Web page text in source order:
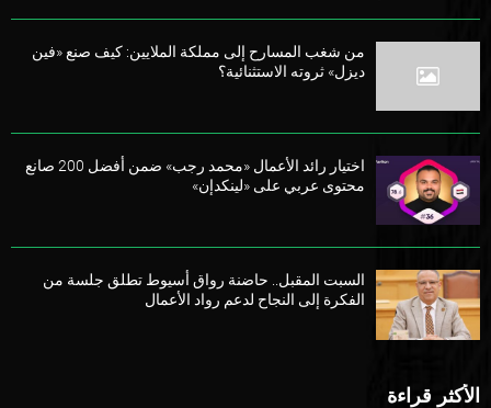
من شغب المسارح إلى مملكة الملايين: كيف صنع «فين
ديزل» ثروته الاستثنائية؟
اختيار رائد الأعمال «محمد رجب» ضمن أفضل 200 صانع
محتوى عربي على «لينكدإن»
السبت المقبل.. حاضنة رواق أسيوط تطلق جلسة من
الفكرة إلى النجاح لدعم رواد الأعمال
الأكثر قراءة